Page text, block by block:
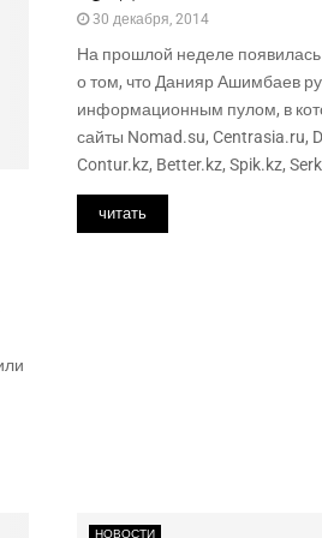
30 декабря, 2014
На прошлой неделе
о том, что Данияр Ашимбаев
информационным пулом, в
сайты Nomad.su, Centrasia.ru,
Contur.kz, Better.kz, Spik.kz,
читать
НОВОСТИ